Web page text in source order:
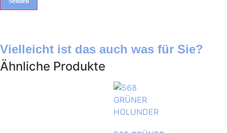
Vielleicht ist das auch was für Sie?
Ähnliche Produkte